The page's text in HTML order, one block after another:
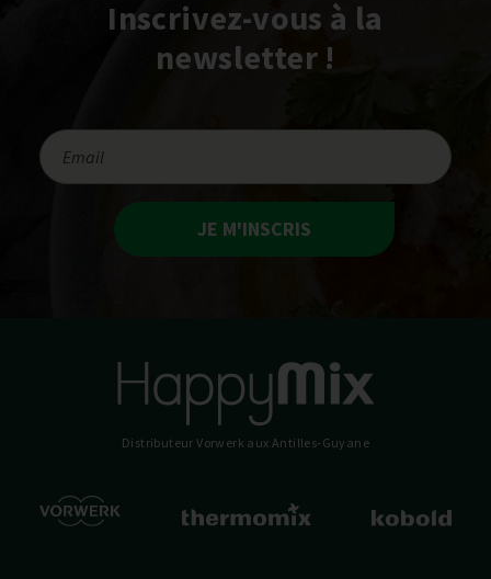
Inscrivez-vous à la
newsletter !
JE M'INSCRIS
Distributeur Vorwerk aux Antilles-Guyane